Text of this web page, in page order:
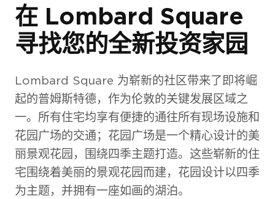
在 Lombard Square
寻找您的全新投资家园
Lombard Square 为崭新的社区带来了即将崛
起的普姆斯特德，作为伦敦的关键发展区域之
一。所有住宅均享有便捷的通往所有现场设施和
花园广场的交通；花园广场是一个精心设计的美
丽景观花园，围绕四季主题打造。这些崭新的住
宅围绕着美丽的景观花园而建，花园设计以四季
为主题，并拥有一座如画的湖泊。
Myro House